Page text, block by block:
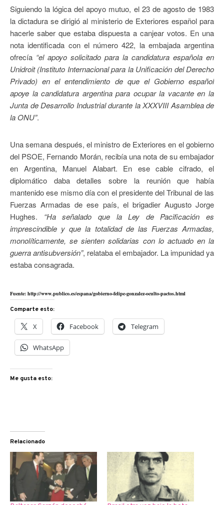
Siguiendo la lógica del apoyo mutuo, el 23 de agosto de 1983
la dictadura se dirigió al ministerio de Exteriores español para
hacerle saber que estaba dispuesta a canjear votos. En una
nota identificada con el número 422, la embajada argentina
ofrecía “el apoyo solicitado para la candidatura española en
Unidroit (Instituto Internacional para la Unificación del Derecho
Privado) en el entendimiento de que el Gobierno español
apoye la candidatura argentina para ocupar la vacante en la
Junta de Desarrollo Industrial durante la XXXVIII Asamblea de
la ONU”.
Una semana después, el ministro de Exteriores en el gobierno
del PSOE, Fernando Morán, recibía una nota de su embajador
en Argentina, Manuel Alabart. En ese cable cifrado, el
diplomático daba detalles sobre la reunión que había
mantenido ese mismo día con el presidente del Tribunal de las
Fuerzas Armadas de ese país, el brigadier Augusto Jorge
Hughes. “Ha señalado que la Ley de Pacificación es
imprescindible y que la totalidad de las Fuerzas Armadas,
monolíticamente, se sienten solidarias con lo actuado en la
guerra antisubversión”, relataba el embajador. La impunidad ya
estaba consagrada.
Fuente: http://www.publico.es/espana/gobierno-felipe-gonzalez-oculto-pactos.html
Comparte esto:
X Facebook Telegram
WhatsApp
Me gusta esto:
Relacionado